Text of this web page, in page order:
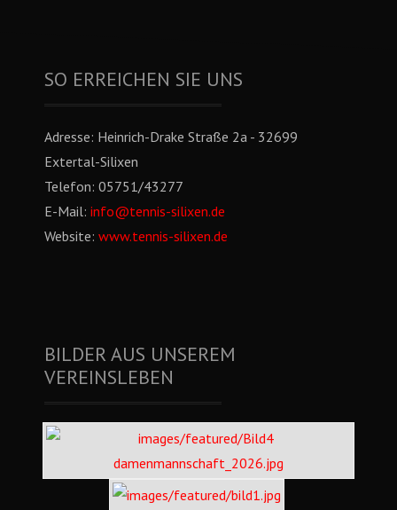
SO ERREICHEN SIE UNS
Adresse: Heinrich-Drake Straße 2a - 32699
Extertal-Silixen
Telefon: 05751/43277
E-Mail: info@tennis-silixen.de
Website: www.tennis-silixen.de
BILDER AUS UNSEREM
VEREINSLEBEN